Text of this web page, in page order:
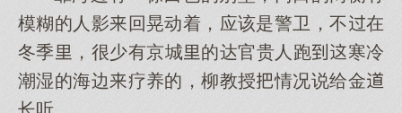
模糊的人影回晃动着，应该是警卫，不在
冬季，很少有京城的达官贵人跑寒冷
潮湿的海边疗养的，柳教授情况说给金